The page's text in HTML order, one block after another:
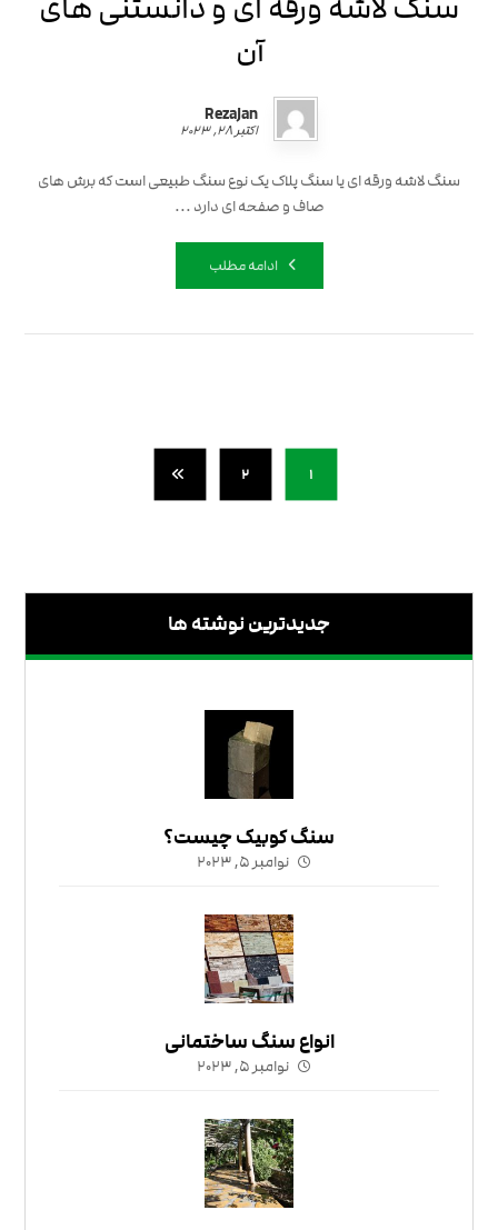
آن
RezaJan
اکتبر ۲۸, ۲۰۲۳
سنگ لاشه ورقه ای یا سنگ پلاک یک نوع سنگ طبیعی است که برش های
صاف و صفحه ای دارد ...
ادامه مطلب
۱ ۲
جدیدترین نوشته ها
سنگ کوبیک چیست؟
نوامبر ۵, ۲۰۲۳
انواع سنگ ساختمانی
نوامبر ۵, ۲۰۲۳